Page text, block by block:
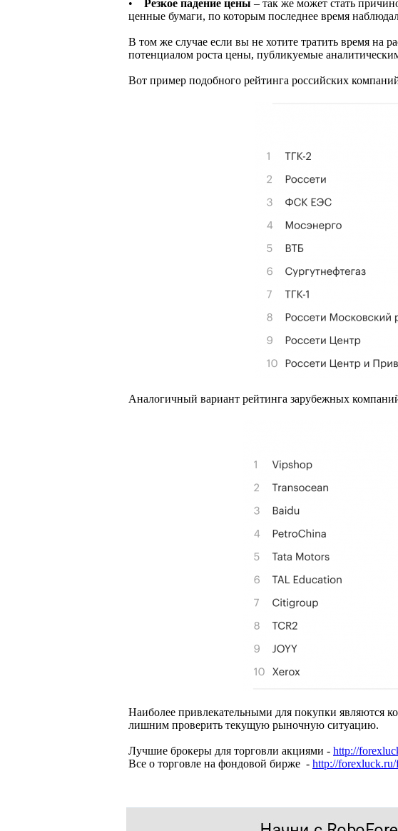
• Резкое падение цены – так же может стать
ценные бумаги, по которым последнее время
В том же случае если вы не хотите тратить время
потенциалом роста цены, публикуемые
Вот пример подобного рейтинга российских
Аналогичный вариант рейтинга зарубежных
Наиболее привлекательными для покупки являются
лишним проверить текущую рыночную ситуацию.
Лучшие брокеры для торговли акциями - http://
Все о торговле на фондовой бирже - http://forexluck.ru/